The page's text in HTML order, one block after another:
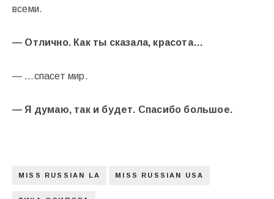
всеми.
— Отлично. Как ты сказала, красота…
— …спасет мир.
— Я думаю, так и будет. Спасибо большое.
MISS RUSSIAN LA MISS RUSSIAN USA